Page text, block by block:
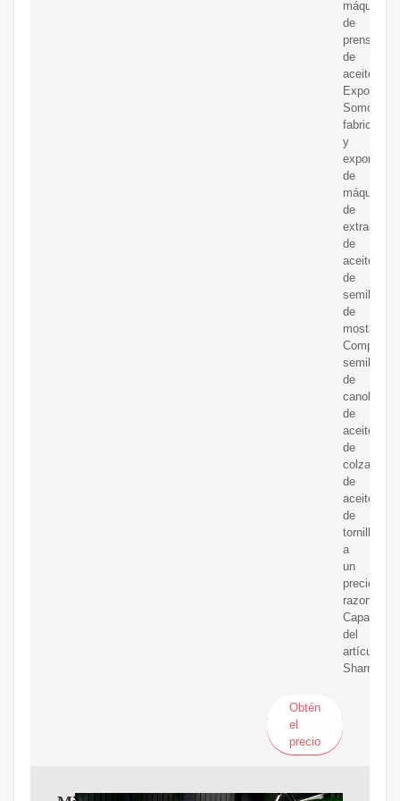
máquinas
de
prensa
de
aceite
Somos
fabricantes
y
de
máquinas
de
extracción
de
aceite
de
semilla
de
mostaza.
Compre
semilla
de
canola/
de
aceite
de
colza/
de
aceite
de
tornillo
a
un
precio
razonable.
Capacidad
del
artículo.
Sharma
Obtén
el
precio